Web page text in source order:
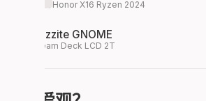
Honor X16 Ryzen 2024
Bazzite GNOME
Steam Deck LCD 2T